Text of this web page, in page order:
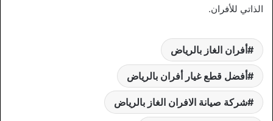
الذاتي للأفران.
أفران الغاز بالرياض
أفضل قطع غيار أفران بالرياض
شركة صيانة الافران الغاز بالرياض